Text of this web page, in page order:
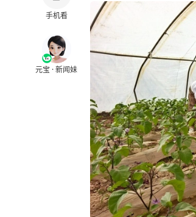
手机看
元宝 · 新闻妹